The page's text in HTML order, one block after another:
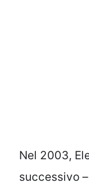
Nel 2003,
successivo